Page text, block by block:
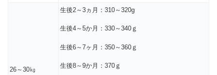
26～30㎏
生後2～3ヵ月：310～320g
生後4～5か月：330～340ｇ
生後6～7ヶ月：350～360ｇ
生後8～9か月：370ｇ